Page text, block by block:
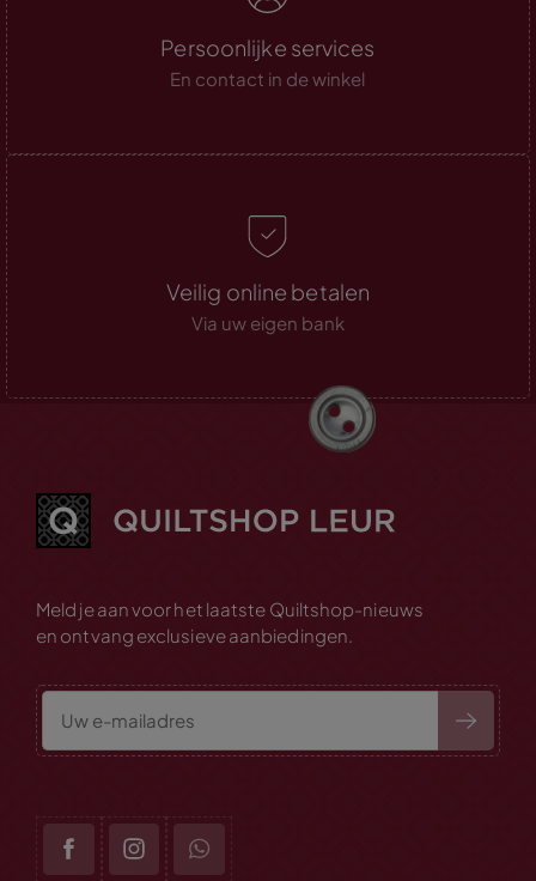
Persoonlijke services
En contact in de winkel
Veilig online betalen
Via uw eigen bank
Meld je aan voor het laatste Quiltshop-nieuws
en ontvang exclusieve aanbiedingen.